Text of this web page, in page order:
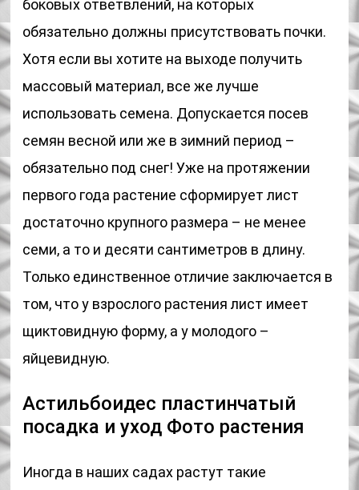
боковых ответвлений, на которых
обязательно должны присутствовать почки.
Хотя если вы хотите на выходе получить
массовый материал, все же лучше
использовать семена. Допускается посев
семян весной или же в зимний период –
обязательно под снег! Уже на протяжении
первого года растение сформирует лист
достаточно крупного размера – не менее
семи, а то и десяти сантиметров в длину.
Только единственное отличие заключается в
том, что у взрослого растения лист имеет
щиктовидную форму, а у молодого –
яйцевидную.
Астильбоидес пластинчатый
посадка и уход Фото растения
Иногда в наших садах растут такие